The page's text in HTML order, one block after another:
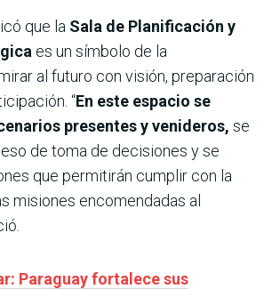
que la Sala de Planificación y
es un símbolo de la
al futuro con visión, preparación
“En este espacio se
presentes y venideros, se
de toma de decisiones y se
que permitirán cumplir con la
misiones encomendadas al
Paraguay fortalece sus